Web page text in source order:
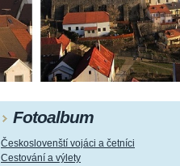
Fotoalbum
Českoslovenští vojáci a četníci
Cestování a výlety